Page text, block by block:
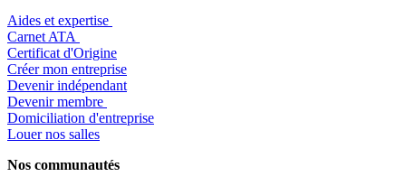
Aides et expertise
​Carnet ATA
Certificat d'Origine
Créer mon entreprise
Devenir indépendant
Devenir membre
​Domiciliation d'entreprise
Louer nos salles
Nos communautés